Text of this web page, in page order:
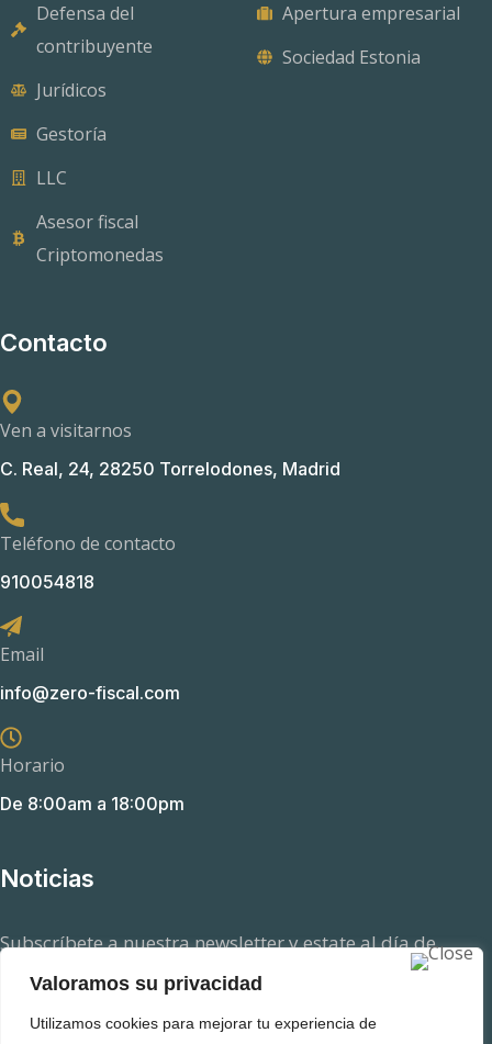
Valoramos su privacidad
Utilizamos cookies para mejorar tu experiencia de
Defensa del
contribuyente
Jurídicos
Gestoría
LLC
Asesor fiscal
Criptomonedas
Apertura empresarial
Sociedad Estonia
Contacto
Ven a visitarnos
C. Real, 24, 28250 Torrelodones, Madrid
Teléfono de contacto
910054818
Email
info@zero-fiscal.com
Horario
De 8:00am a 18:00pm
Noticias
Subscríbete a nuestra newsletter y estate al día de
aquellas novedades en el ámbito fiscal que pueden